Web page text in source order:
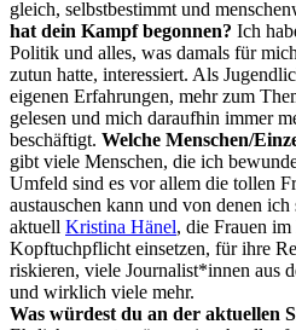
gleich, selbstbestimmt und
hat dein Kampf begonnen? Ich
Politik und alles, was damals für
zutun hatte, interessiert. Als
eigenen Erfahrungen, mehr zum
gelesen und mich daraufhin immer
beschäftigt. Welche Menschen/
gibt viele Menschen, die ich
Umfeld sind es vor allem die tollen
austauschen kann und von denen
aktuell Kristina Hänel, die Frauen
Kopftuchpflicht einsetzen, für ihre
riskieren, viele Journalist*innen aus
und wirklich viele mehr.
Was würdest du an der aktuellen